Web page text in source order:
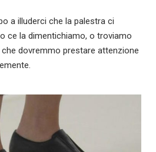
a illuderci che la palestra ci
ce la dimentichiamo, o troviamo
dovremmo prestare attenzione